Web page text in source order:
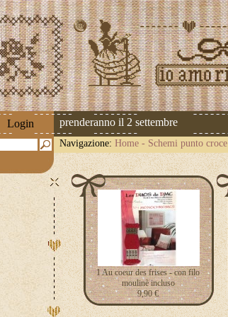
Login riprenderanno il 2 settembre
Navigazione: Home - Schemi punto croce
1 Au coeur des frises - con filo
moulinè incluso
9,90 €